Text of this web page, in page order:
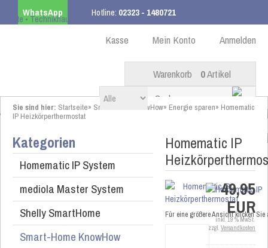
WhatsApp Hotline: 02323 - 1480721
ab 99,00 € innerhalb DE Anmelden
Mein Konto
Kasse
Warenkorb 0Artikel
Sie sind hier: Startseite» Smart-Home KnowHow» Energie sparen» Homematic
IP Heizkörperthermostat
Kategorien
Homematic IP System
mediola Master System
Shelly SmartHome
Smart-Home KnowHow
Homematic IP
Für eine größere Ansicht klicken
49,95
EUR
inkl. 19 % MwSt.
zzgl. Versandkosten